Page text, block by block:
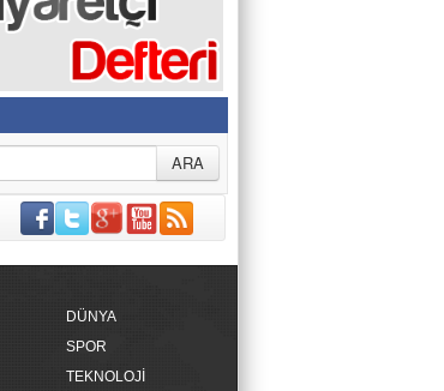
DÜNYA
SPOR
TEKNOLOJİ